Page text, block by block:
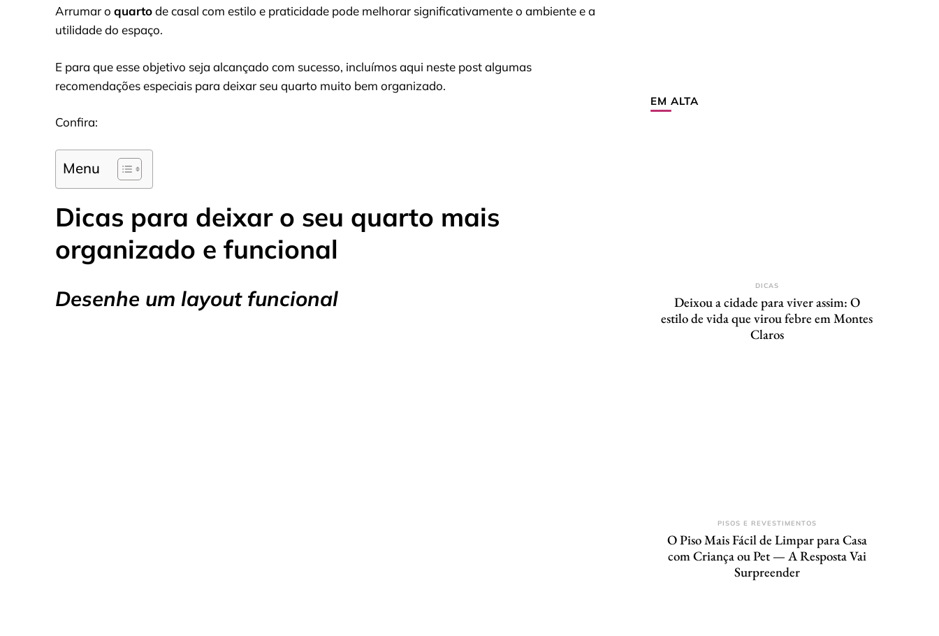
Arrumar o quartode casal com estilo e praticidade pode melhorar significativamente o ambiente e a
utilidade do espaço.
E para que esse objetivo seja alcançado com sucesso, incluímos aqui neste post algumas
recomendações especiais para deixar seu quarto muito bem organizado.
Confira:
Menu
Dicas para deixar o seu quarto mais
organizado e funcional
Desenhe um layout funcional
EM ALTA
DICAS
Deixou a cidade para viver assim: O
estilo de vida que virou febre em Montes
Claros
PISOS E REVESTIMENTOS
O Piso Mais Fácil de Limpar para Casa
com Criança ou Pet — A Resposta Vai
Surpreender